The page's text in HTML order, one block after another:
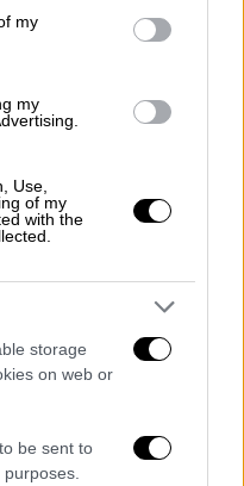
my
my
Use,
of my
with the
storage
on web or
be sent to
Η
βαθμίδας
της
Εθνικής